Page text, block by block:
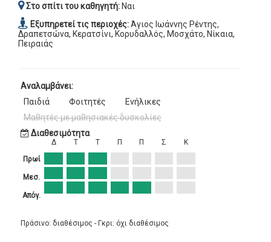
Στο σπίτι του καθηγητή:Ναι
Εξυπηρετεί τις περιοχές:Άγιος Ιωάννης Ρέντης,
Δραπετσώνα, Κερατσίνι, Κορυδαλλός, Μοσχάτο, Νίκαια,
Πειραιάς
Αναλαμβάνει:
Παιδιά
Φοιτητές
Ενήλικες
Μαθητές με μαθησιακές δυσκολίες
Διαθεσιμότητα
Πρωί
Μεσ.
Απόγ.
Δ Τ Τ Π Π Σ Κ
Πράσινο: διαθέσιμος - Γκρι: όχι διαθέσιμος